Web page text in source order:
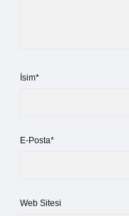
İsim*
E-Posta*
Web Sitesi